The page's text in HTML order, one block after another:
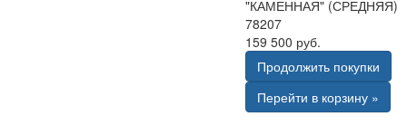
"КАМЕННАЯ" (СРЕДНЯЯ)
78207
159 500 руб.
Продолжить покупки
Перейти в корзину »